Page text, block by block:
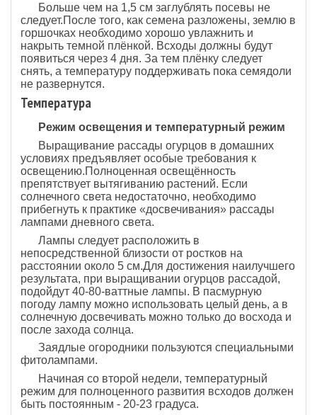
Больше чем на 1,5 см заглублять посевы не
следует.После того, как семена разложены, землю в
горшочках необходимо хорошо увлажнить и
накрыть темной плёнкой. Всходы должны будут
появиться через 4 дня. За тем плёнку следует
снять, а температуру поддерживать пока семядоли
не развернутся.
Температура
Режим освещения и температурный режим
Выращивание рассады огурцов в домашних
условиях предъявляет особые требования к
освещению.Полноценная освещённость
препятствует вытягиванию растений. Если
солнечного света недостаточно, необходимо
прибегнуть к практике «досвечивания» рассады
лампами дневного света.
Лампы следует расположить в
непосредственной близости от ростков на
расстоянии около 5 см.Для достижения наилучшего
результата, при выращивании огурцов рассадой,
подойдут 40-80-ваттные лампы. В пасмурную
погоду лампу можно использовать целый день, а в
солнечную досвечивать можно только до восхода и
после захода солнца.
Заядлые огородники пользуются специальными
фитолампами.
Начиная со второй недели, температурный
режим для полноценного развития всходов должен
быть постоянным - 20-23 градуса.